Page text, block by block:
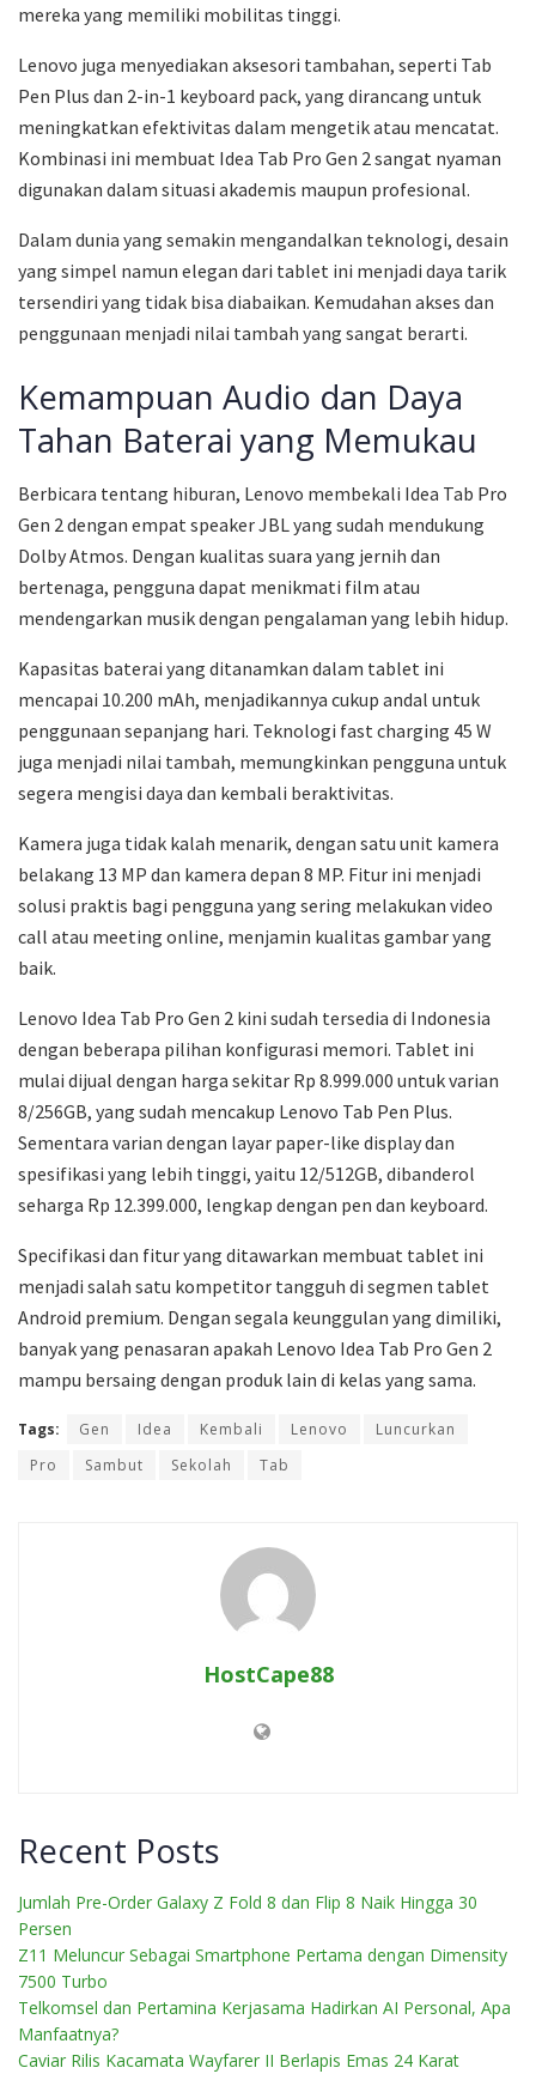
mereka yang memiliki mobilitas tinggi.
Lenovo juga menyediakan aksesori tambahan, seperti Tab
Pen Plus dan 2-in-1 keyboard pack, yang dirancang untuk
meningkatkan efektivitas dalam mengetik atau mencatat.
Kombinasi ini membuat Idea Tab Pro Gen 2 sangat nyaman
digunakan dalam situasi akademis maupun profesional.
Dalam dunia yang semakin mengandalkan teknologi, desain
yang simpel namun elegan dari tablet ini menjadi daya tarik
tersendiri yang tidak bisa diabaikan. Kemudahan akses dan
penggunaan menjadi nilai tambah yang sangat berarti.
Kemampuan Audio dan Daya
Tahan Baterai yang Memukau
Berbicara tentang hiburan, Lenovo membekali Idea Tab Pro
Gen 2 dengan empat speaker JBL yang sudah mendukung
Dolby Atmos. Dengan kualitas suara yang jernih dan
bertenaga, pengguna dapat menikmati film atau
mendengarkan musik dengan pengalaman yang lebih hidup.
Kapasitas baterai yang ditanamkan dalam tablet ini
mencapai 10.200 mAh, menjadikannya cukup andal untuk
penggunaan sepanjang hari. Teknologi fast charging 45 W
juga menjadi nilai tambah, memungkinkan pengguna untuk
segera mengisi daya dan kembali beraktivitas.
Kamera juga tidak kalah menarik, dengan satu unit kamera
belakang 13 MP dan kamera depan 8 MP. Fitur ini menjadi
solusi praktis bagi pengguna yang sering melakukan video
call atau meeting online, menjamin kualitas gambar yang
baik.
Lenovo Idea Tab Pro Gen 2 kini sudah tersedia di Indonesia
dengan beberapa pilihan konfigurasi memori. Tablet ini
mulai dijual dengan harga sekitar Rp 8.999.000 untuk varian
8/256GB, yang sudah mencakup Lenovo Tab Pen Plus.
Sementara varian dengan layar paper-like display dan
spesifikasi yang lebih tinggi, yaitu 12/512GB, dibanderol
seharga Rp 12.399.000, lengkap dengan pen dan keyboard.
Specifikasi dan fitur yang ditawarkan membuat tablet ini
menjadi salah satu kompetitor tangguh di segmen tablet
Android premium. Dengan segala keunggulan yang dimiliki,
banyak yang penasaran apakah Lenovo Idea Tab Pro Gen 2
mampu bersaing dengan produk lain di kelas yang sama.
Tags: Gen Idea Kembali Lenovo
Luncurkan
Pro
Sambut Sekolah Tab
HostCape88
Recent Posts
Jumlah Pre-Order Galaxy Z Fold 8 dan Flip 8 Naik Hingga 30
Persen
Z11 Meluncur Sebagai Smartphone Pertama dengan Dimensity
7500 Turbo
Telkomsel dan Pertamina Kerjasama Hadirkan AI Personal, Apa
Manfaatnya?
Caviar Rilis Kacamata Wayfarer II Berlapis Emas 24 Karat